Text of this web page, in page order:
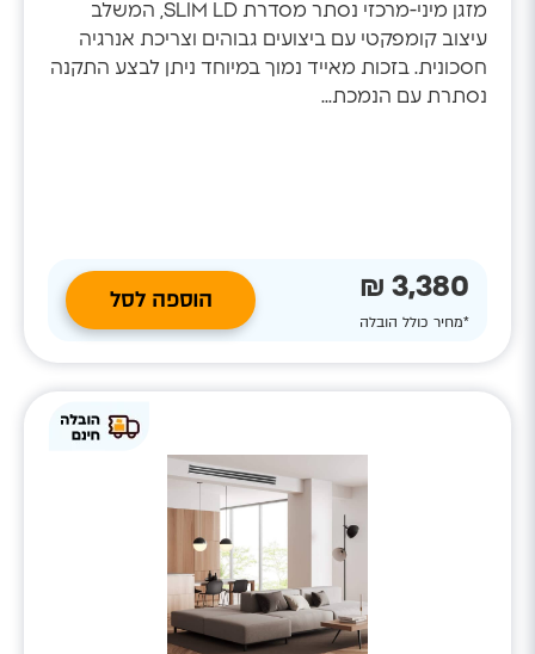
מזגן מיני-מרכזי נסתר מסדרת SLIM LD, המשלב
עיצוב קומפקטי עם ביצועים גבוהים וצריכת אנרגיה
חסכונית. בזכות מאייד נמוך במיוחד ניתן לבצע התקנה
נסתרת עם הנמכת...
3,380 ₪
*מחיר כולל הובלה
הוספה לסל